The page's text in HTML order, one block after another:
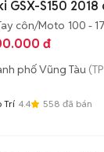
GSX-S150
côn/Moto 100 -
đ
phố Vũng Tàu
Trí 4.4 558 đã bán